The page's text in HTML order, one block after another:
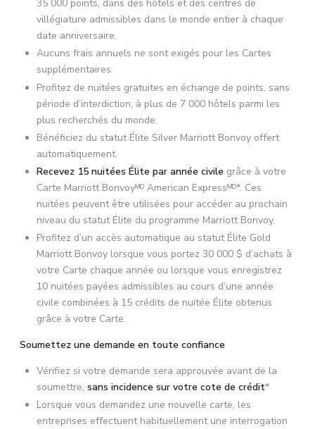
35 000 points, dans des hôtels et des centres de
villégiature admissibles dans le monde entier à chaque
date anniversaire.
Aucuns frais annuels ne sont exigés pour les Cartes
supplémentaires.
Profitez de nuitées gratuites en échange de points, sans
période d’interdiction, à plus de 7 000 hôtels parmi les
plus recherchés du monde.
Bénéficiez du statut Élite Silver Marriott Bonvoy offert
automatiquement.
Recevez 15 nuitées Élite par année civile grâce à votre
Carte Marriott Bonvoyᴹᴰ American Expressᴹᴰ*. Ces
nuitées peuvent être utilisées pour accéder au prochain
niveau du statut Élite du programme Marriott Bonvoy.
Profitez d’un accès automatique au statut Élite Gold
Marriott Bonvoy lorsque vous portez 30 000 $ d’achats à
votre Carte chaque année ou lorsque vous enregistrez
10 nuitées payées admissibles au cours d’une année
civile combinées à 15 crédits de nuitée Élite obtenus
grâce à votre Carte.
Soumettez une demande en toute confiance
Vérifiez si votre demande sera approuvée avant de la
soumettre, sans incidence sur votre cote de crédit*
Lorsque vous demandez une nouvelle carte, les
entreprises effectuent habituellement une interrogation